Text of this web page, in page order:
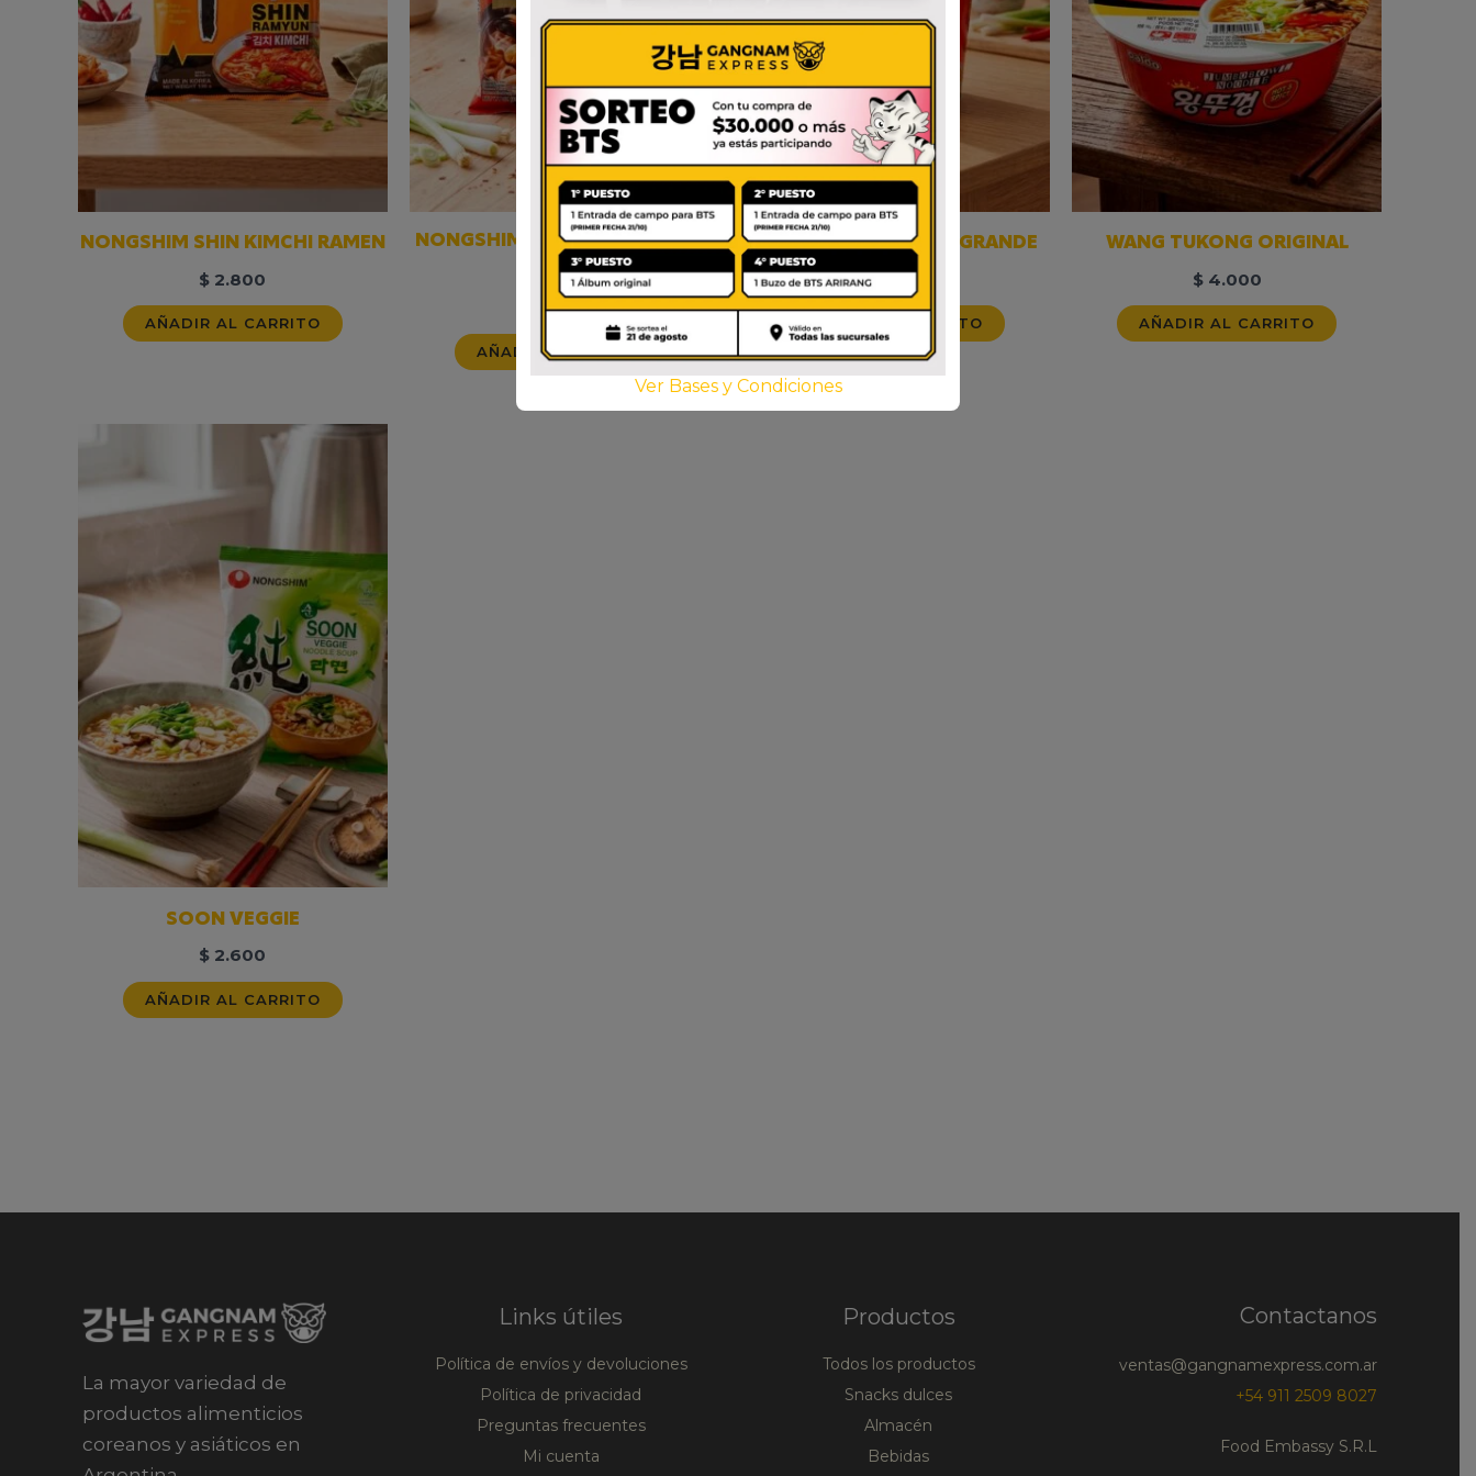
NONGSHIM SHIN KIMCHI RAMEN
$ 2.800
AÑADIR AL CARRITO
NONGSHIM SEA FOOD RAMYUN
SPICY
3.000
AÑADIR AL CARRITO
NONGSHIM SHIN CUP GRANDE
$4.200
AÑADIR AL CARRITO
WANG TUKONG ORIGINAL
$4.000
AÑADIR AL CARRITO
SOON VEGGIE
$ 2.600
AÑADIR AL CARRITO
La mayor variedad de
productos alimenticios
coreanos y asiáticos en
Links útiles
Política de envíos y devoluciones
Política de privacidad
Preguntas frecuentes
Mi cuenta
Productos
Todos los productos
Snacks dulces
Almacén
Bebidas
Contactanos
ventas@gangnamexpress.com.ar
+54 911 2509 8027
Food Embassy S.R.L
Ver Bases y Condiciones